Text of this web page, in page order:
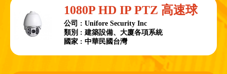
1080P HD IP PTZ 高速球
公司 : Unifore Security Inc
類別 : 建築設備、大廈各項系統
國家 : 中華民國台灣